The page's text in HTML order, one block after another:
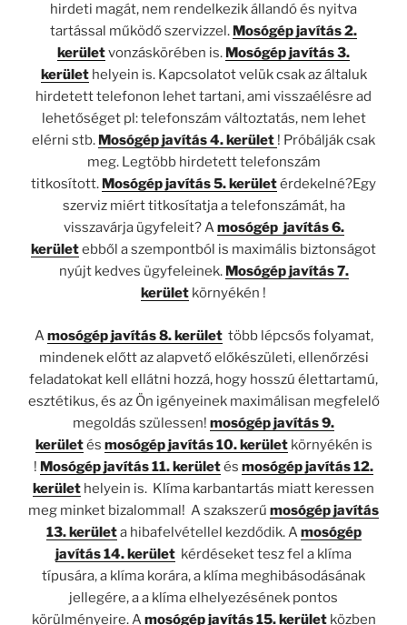
hirdeti magát, nem rendelkezik állandó és nyitva
tartással működő szervizzel. Mosógép javítás 2.
kerületvonzáskörében is. Mosógép javítás 3.
kerülethelyein is. Kapcsolatot velük csak az általuk
hirdetett telefonon lehet tartani, ami visszaélésre ad
lehetőséget pl: telefonszám változtatás, nem lehet
elérni stb. Mosógép javítás 4. kerület ! Próbálják csak
meg. Legtöbb hirdetett telefonszám
titkosított. Mosógép javítás 5. kerületérdekelné?Egy
szerviz miért titkosítatja a telefonszámát, ha
visszavárja ügyfeleit? Amosógép javítás 6.
kerületebből a szempontból is maximális biztonságot
nyújt kedves ügyfeleinek. Mosógép javítás 7.
kerület környékén !
Amosógép javítás 8. kerülettöbb lépcsős folyamat,
mindenek előtt az alapvető előkészületi, ellenőrzési
feladatokat kell ellátni hozzá, hogy hosszú élettartamú,
esztétikus, és az Ön igényeinek maximálisan megfelelő
megoldás szülessen! mosógép javítás 9.
kerületés mosógép javítás 10. kerületkörnyékén is
! Mosógép javítás 11. kerületés mosógép javítás 12.
kerület helyein is. Klíma karbantartás miatt keressen
meg minket bizalommal! A szakszerű mosógép javítás
13. kerületa hibafelvétellel kezdődik. Amosógép
javítás 14. kerület kérdéseket tesz fel a klíma
típusára, a klíma korára, a klíma meghibásodásának
jellegére, a a klíma elhelyezésének pontos
körülményeire. Amosógép javítás 15. kerületközben